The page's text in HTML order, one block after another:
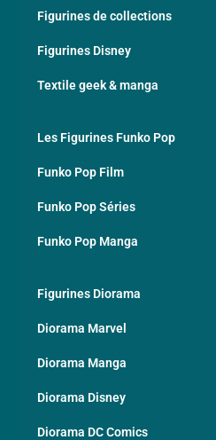
Figurines de collections
Figurines Disney
Textile geek & manga
Les Figurines Funko Pop
Funko Pop Film
Funko Pop Séries
Funko Pop Manga
Figurines Diorama
Diorama Marvel
Diorama Manga
Diorama Disney
Diorama DC Comics